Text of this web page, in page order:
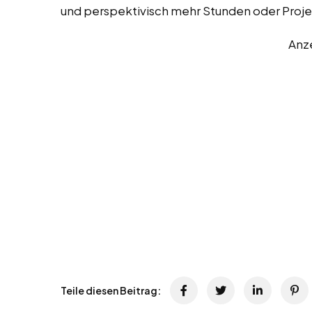
und perspektivisch mehr Stunden oder
Teile diesen Beitrag: